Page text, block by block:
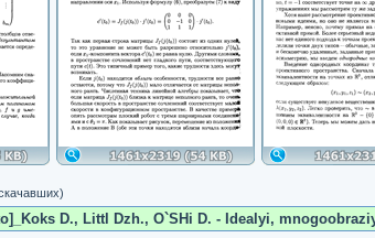
D., Littl Dzh., O`SHi D. - Idealyi,